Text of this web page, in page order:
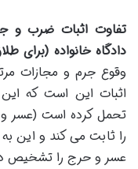
تفاوت اثبات ضرب و
دادگاه خانواده (برای
وقوع جرم و مجازات
اثبات این است که
تحمل کرده است (عسر
را ثابت می کند و این
عسر و حرج را تشخیص